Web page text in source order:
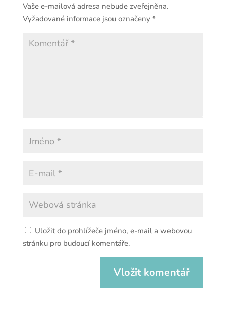
Vaše e-mailová adresa nebude zveřejněna.
Vyžadované informace jsou označeny *
Uložit do prohlížeče jméno, e-mail a webovou
stránku pro budoucí komentáře.